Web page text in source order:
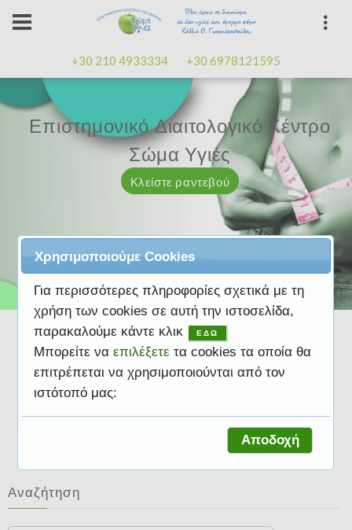
+30 210 4933334 +30 6978121595
Επαγγελματισμός, εμπειρίακαλή
διάθεση
Κλείστε ραντεβού
Επιστημονικό Διαιτολογικό Κέντρο
Σώμα Υγιές
Κλείστε ραντεβού
Μαζί μας μπορείτε
Κλείστε ραντεβού
Επαγγελματισμός, εμπειρίακαλή
διάθεση
Κλείστε ραντεβού
Επιστημονικό Διαιτολογικό Κέντρο
Σώμα Υγιές
Κλείστε ραντεβού
Αναζήτηση
Χρησιμοποιούμε Cookies
Για περισσότερες πληροφορίες σχετικά με τη
χρήση των cookies σε αυτή την ιστοσελίδα,
παρακαλούμε κάντε κλικ
ΕΔΩ
Μπορείτε να επιλέξετε τα cookies τα οποία θα
επιτρέπεται να χρησιμοποιούνται από τον
ιστότοπό μας:
Αποδοχή